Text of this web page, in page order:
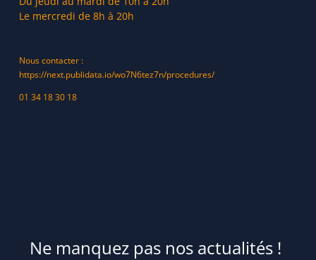
Le mercredi de 8h à 20h
Nous contacter :
https://next.publidata.io/wo7N6tez7n/procedures/
01 34 18 30 18
Ne manquez pas nos actualités !